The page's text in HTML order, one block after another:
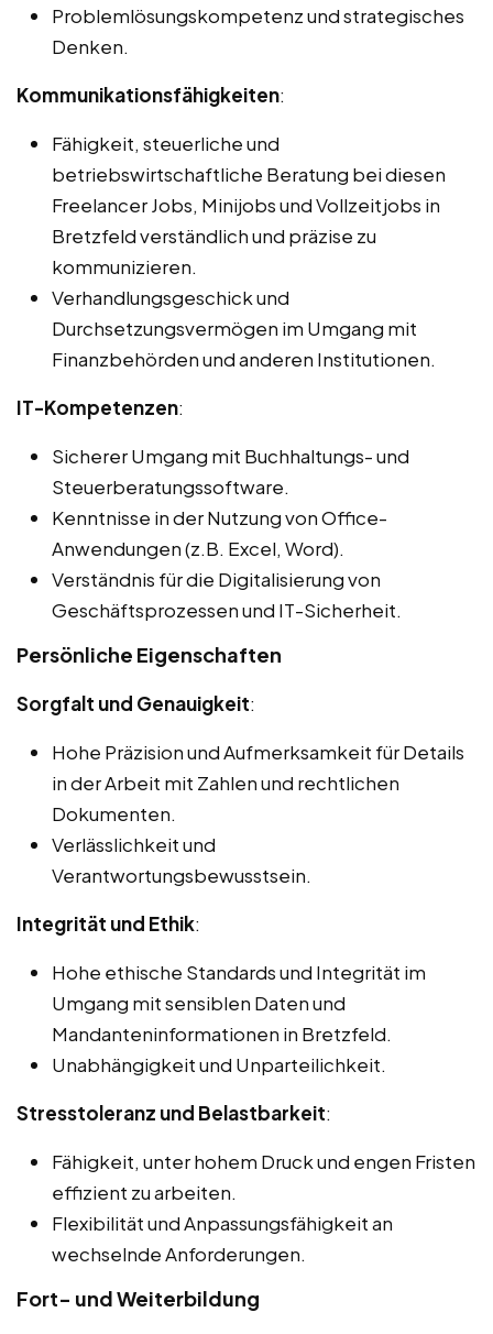
Problemlösungskompetenz und strategisches
Denken.
Kommunikationsfähigkeiten:
Fähigkeit, steuerliche und
betriebswirtschaftliche Beratung bei diesen
Freelancer Jobs, Minijobs und Vollzeitjobs in
Bretzfeld verständlich und präzise zu
kommunizieren.
Verhandlungsgeschick und
Durchsetzungsvermögen im Umgang mit
Finanzbehörden und anderen Institutionen.
IT-Kompetenzen:
Sicherer Umgang mit Buchhaltungs- und
Steuerberatungssoftware.
Kenntnisse in der Nutzung von Office-
Anwendungen (z.B. Excel, Word).
Verständnis für die Digitalisierung von
Geschäftsprozessen und IT-Sicherheit.
Persönliche Eigenschaften
Sorgfalt und Genauigkeit:
Hohe Präzision und Aufmerksamkeit für Details
in der Arbeit mit Zahlen und rechtlichen
Dokumenten.
Verlässlichkeit und
Verantwortungsbewusstsein.
Integrität und Ethik:
Hohe ethische Standards und Integrität im
Umgang mit sensiblen Daten und
Mandanteninformationen in Bretzfeld.
Unabhängigkeit und Unparteilichkeit.
Stresstoleranz und Belastbarkeit:
Fähigkeit, unter hohem Druck und engen Fristen
effizient zu arbeiten.
Flexibilität und Anpassungsfähigkeit an
wechselnde Anforderungen.
Fort- und Weiterbildung